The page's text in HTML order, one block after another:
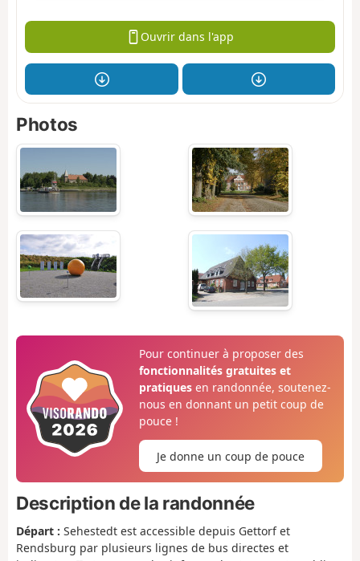
Ouvrir dans l'app
Photos
Pour continuer à proposer des
fonctionnalités gratuites et
pratiquesen randonnée, soutenez-
nous en donnant un petit coup de
pouce !
Je donne un coup de pouce
Description de la randonnée
Départ : Sehestedt est accessible depuis Gettorf et
Rendsburg par plusieurs lignes de bus directes et